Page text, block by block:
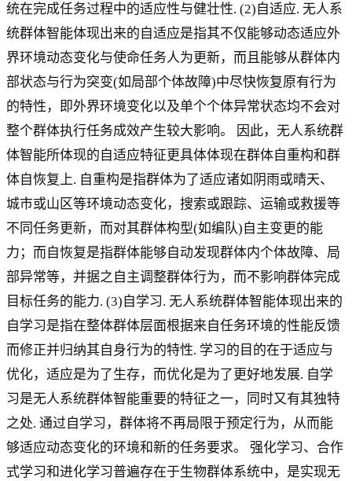
统在完成任务过程中的适应性与健壮性. (2)自适应. 无人系
统群体智能体现出来的自适应是指其不仅能够动态适应外
界环境动态变化与使命任务人为更新，而且能够从群体内
部状态与行为突变(如局部个体故障)中尽快恢复原有行为
的特性，即外界环境变化以及单个个体异常状态均不会对
整个群体执行任务成效产生较大影响。 因此，无人系统群
体智能所体现的自适应特征更具体体现在群体自重构和群
体自恢复上. 自重构是指群体为了适应诸如阴雨或晴天、
城市或山区等环境动态变化，搜索或跟踪、运输或救援等
不同任务更新，而对其群体构型(如编队)自主变更的能
力；而自恢复是指群体能够自动发现群体内个体故障、局
部异常等，并据之自主调整群体行为，而不影响群体完成
目标任务的能力. (3)自学习. 无人系统群体智能体现出来的
自学习是指在整体群体层面根据来自任务环境的性能反馈
而修正并归纳其自身行为的特性. 学习的目的在于适应与
优化，适应是为了生存，而优化是为了更好地发展. 自学
习是无人系统群体智能重要的特征之一，同时又有其独特
之处. 通过自学习，群体将不再局限于预定行为，从而能
够适应动态变化的环境和新的任务要求。 强化学习、合作
式学习和进化学习普遍存在于生物群体系统中，是实现无